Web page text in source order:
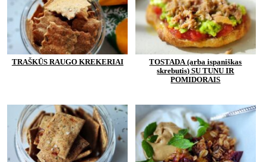
TRAŠKŪS RAUGO KREKERIAI
TOSTADA (arba ispaniškas
skrebutis) SU TUNU IR
POMIDORAIS